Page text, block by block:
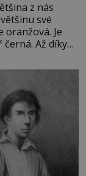
z nás
své
oranžová. Je
Až díky
představit.